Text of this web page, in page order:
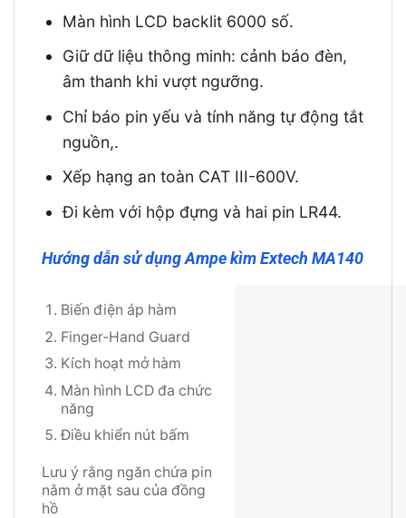
Màn hình LCD backlit 6000 số.
Giữ dữ liệu thông minh: cảnh báo đèn,
âm thanh khi vượt ngưỡng.
Chỉ báo pin yếu và tính năng tự động tắt
nguồn,.
Xếp hạng an toàn CAT III-600V.
Đi kèm với hộp đựng và hai pin LR44.
Hướng dẫn sử dụng Ampe kìm Extech MA140
Biến điện áp hàm
Finger-Hand Guard
Kích hoạt mở hàm
Màn hình LCD đa chức
năng
Điều khiển nút bấm
Lưu ý rằng ngăn chứa pin
nằm ở mặt sau của đồng
hồ